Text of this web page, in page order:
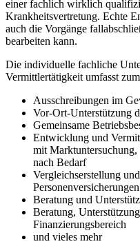
einer fachlich wirklich
Krankheitsvertretung. Echte
auch die Vorgänge
bearbeiten kann.
Die individuelle fachliche
Vermittlertätigkeit umfasst
Ausschreibungen im
Vor-Ort-Unterstützung
Gemeinsame
Entwicklung und
mit
nach Bedarf
Vergleichserstellung
Beratung und
Beratung,
Finanzierungsbereich
und vieles mehr